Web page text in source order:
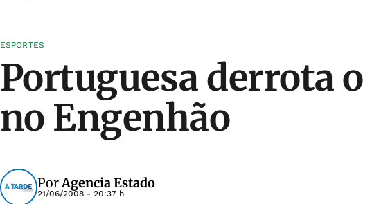
ESPORTES
Portuguesa derrota
no Engenhão
PorAgencia Estado
21/06/2008 - 20:37 h